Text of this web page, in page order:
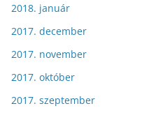
2018. január
2017. december
2017. november
2017. október
2017. szeptember